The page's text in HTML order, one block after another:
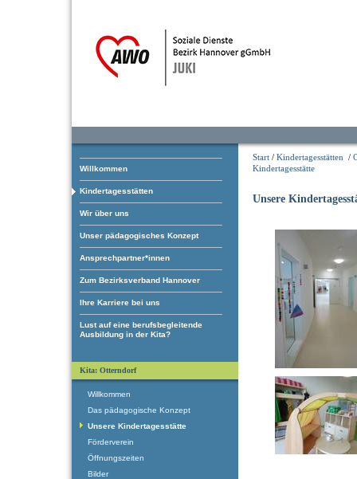
Willkommen
Kindertagesstätten
Wir über uns
Unser pädagogisches Konzept
Ansprechpartner*innen
Zum Bezirksverband Hannover
Ihre Karriere bei uns
Lust auf eine berufsbegleitende
Ausbildung in der Kita?
Start / Kindertagesstätten /
Kindertagesstätte
Unsere
Kita: Otterndorf
Willkommen
Das pädagogische Konzept
Unsere Kindertagesstätte
Förderverein
Öffnungszeiten
Bilder